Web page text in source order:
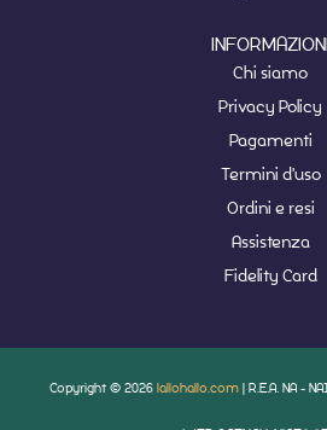
INFORMAZIONI
Chi siamo
Privacy Policy
Pagamenti
Termini d'uso
Ordini e resi
Assistenza
Fidelity Card
Copyright © 2026 lallohallo.com | R.E.A. NA -